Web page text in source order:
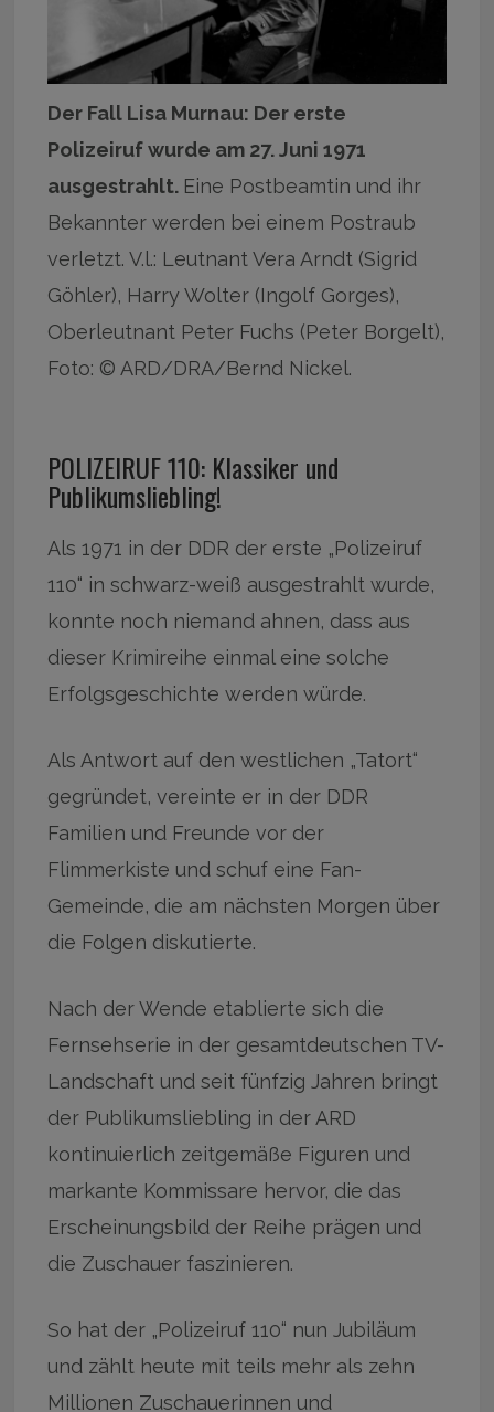
Der Fall Lisa Murnau: Der erste
Polizeiruf wurde am 27. Juni 1971
ausgestrahlt. Eine Postbeamtin und ihr
Bekannter werden bei einem Postraub
verletzt. V.l.: Leutnant Vera Arndt (Sigrid
Göhler), Harry Wolter (Ingolf Gorges),
Oberleutnant Peter Fuchs (Peter Borgelt),
Foto: © ARD/DRA/Bernd Nickel.
POLIZEIRUF 110: Klassiker und
Publikumsliebling!
Als 1971 in der DDR der erste „Polizeiruf
110“ in schwarz-weiß ausgestrahlt wurde,
konnte noch niemand ahnen, dass aus
dieser Krimireihe einmal eine solche
Erfolgsgeschichte werden würde.
Als Antwort auf den westlichen „Tatort“
gegründet, vereinte er in der DDR
Familien und Freunde vor der
Flimmerkiste und schuf eine Fan-
Gemeinde, die am nächsten Morgen über
die Folgen diskutierte.
Nach der Wende etablierte sich die
Fernsehserie in der gesamtdeutschen TV-
Landschaft und seit fünfzig Jahren bringt
der Publikumsliebling in der ARD
kontinuierlich zeitgemäße Figuren und
markante Kommissare hervor, die das
Erscheinungsbild der Reihe prägen und
die Zuschauer faszinieren.
So hat der „Polizeiruf 110“ nun Jubiläum
und zählt heute mit teils mehr als zehn
Millionen Zuschauerinnen und